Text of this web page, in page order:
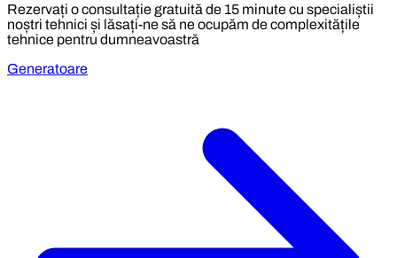
Rezervați o consultație gratuită de 15 minute cu specialiștii
noștri tehnici și lăsați-ne să ne ocupăm de complexitățile
tehnice pentru dumneavoastră
Generatoare